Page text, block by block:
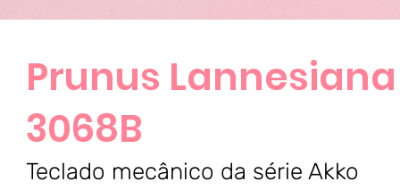
Prunus Lannesiana
3068B
Teclado mecânico da série Akko